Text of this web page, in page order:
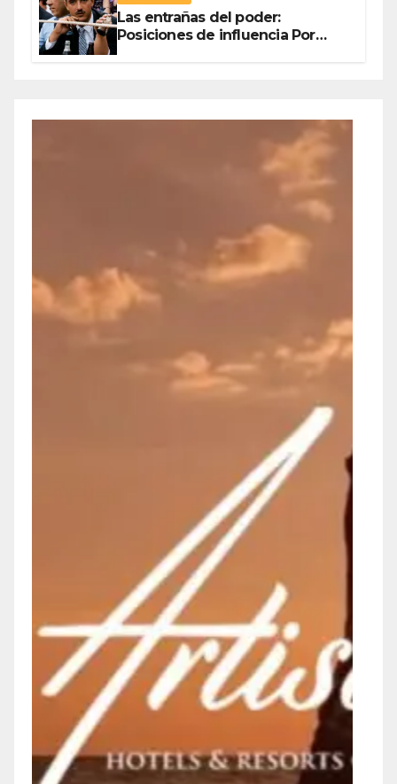
Las entrañas del poder:
Posiciones de influencia Por